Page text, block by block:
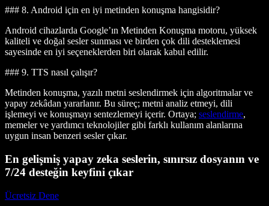
### 8. Android için en iyi metinden konuşma hangisidir?
Android cihazlarda Google’ın Metinden Konuşma motoru, yüksek
kaliteli ve doğal sesler sunması ve birden çok dili desteklemesi
sayesinde en iyi seçeneklerden biri olarak kabul edilir.
### 9. TTS nasıl çalışır?
Metinden konuşma, yazılı metni seslendirmek için algoritmalar ve
yapay zekâdan yararlanır. Bu süreç; metni analiz etmeyi, dili
işlemeyi ve konuşmayı sentezlemeyi içerir. Ortaya; seslendirme,
memeler ve yardımcı teknolojiler gibi farklı kullanım alanlarına
uygun insan benzeri sesler çıkar.
En gelişmiş yapay zeka seslerin, sınırsız dosyanın ve
7/24 desteğin keyfini çıkar
Ücretsiz Dene